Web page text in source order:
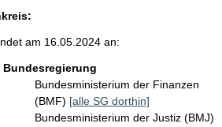
am 16.05.2024 an:
Bundesregierung
Bundesministerium der Finanzen
(BMF) [alle SG dorthin]
Bundesministerium der Justiz (BMJ)